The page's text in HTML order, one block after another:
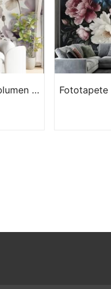
Fototapete Dunkle Mohnblumen In Aquarell